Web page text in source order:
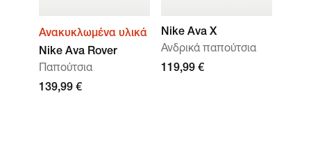
Ανακυκλωμένα υλικά
Nike Ava Rover
Παπούτσια
139,99 €
Nike Ava X
Ανδρικά παπούτσια
119,99 €